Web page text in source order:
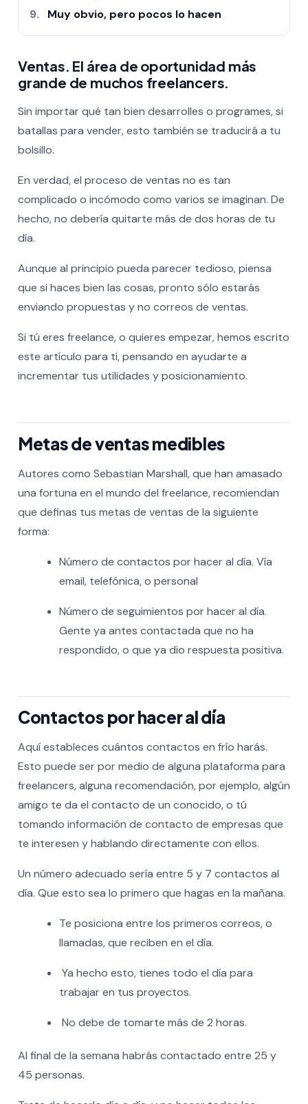
Muy obvio, pero pocos lo hacen
Ventas. El área de oportunidad más
grande de muchos freelancers.
Sin importar qué tan bien desarrolles o programes, si
batallas para vender, esto también se traducirá a tu
bolsillo.
En verdad, el proceso de ventas no es tan
complicado o incómodo como varios se imaginan. De
hecho, no debería quitarte más de dos horas de tu
día.
Aunque al principio pueda parecer tedioso, piensa
que si haces bien las cosas, pronto sólo estarás
enviando propuestas y no correos de ventas.
Si tú eres freelance, o quieres empezar, hemos escrito
este artículo para ti, pensando en ayudarte a
incrementar tus utilidades y posicionamiento.
Metas de ventas medibles
Autores como Sebastian Marshall, que han amasado
una fortuna en el mundo del freelance, recomiendan
que definas tus metas de ventas de la siguiente
forma:
Número de contactos por hacer al día. Vía
email, telefónica, o personal
Número de seguimientos por hacer al día.
Gente ya antes contactada que no ha
respondido, o que ya dio respuesta positiva.
Contactos por hacer al día
Aquí estableces cuántos contactos en frío harás.
Esto puede ser por medio de alguna plataforma para
freelancers, alguna recomendación, por ejemplo, algún
amigo te da el contacto de un conocido, o tú
tomando información de contacto de empresas que
te interesen y hablando directamente con ellos.
Un número adecuado sería entre 5 y 7 contactos al
día. Que esto sea lo primero que hagas en la mañana.
Te posiciona entre los primeros correos, o
llamadas, que reciben en el día.
Ya hecho esto, tienes todo el día para
trabajar en tus proyectos.
No debe de tomarte más de 2 horas.
Al final de la semana habrás contactado entre 25 y
45 personas.